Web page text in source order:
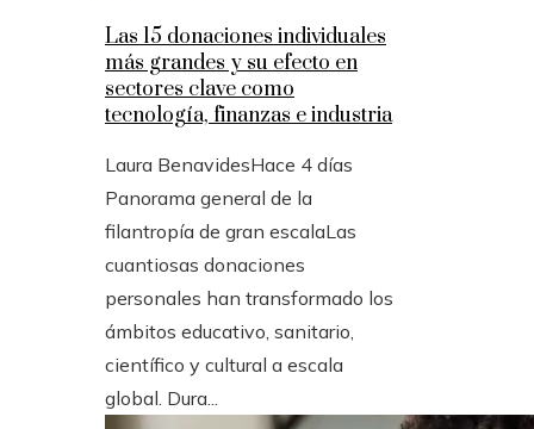
Las 15 donaciones individuales
más grandes y su efecto en
sectores clave como
tecnología, finanzas e industria
Laura BenavidesHace 4 días
Panorama general de la
filantropía de gran escalaLas
cuantiosas donaciones
personales han transformado los
ámbitos educativo, sanitario,
científico y cultural a escala
global. Dura...